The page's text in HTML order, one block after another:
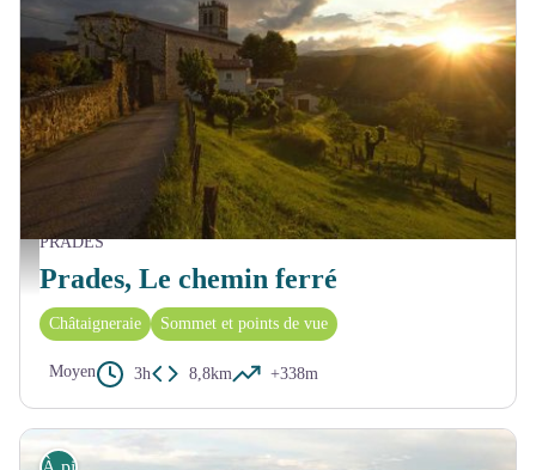
PRADES
Prades, Le chemin ferré
Châtaigneraie Sommet et points de vue
Moyen 3h 8,8km +338m